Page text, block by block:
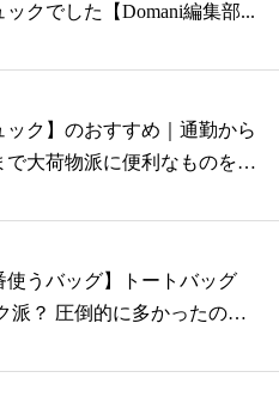
ックでした【Domani編集部...
ック】のおすすめ｜通勤から
で大荷物派に便利なものをピ
使うバッグ】トートバッグ
派？ 圧倒的に多かったの